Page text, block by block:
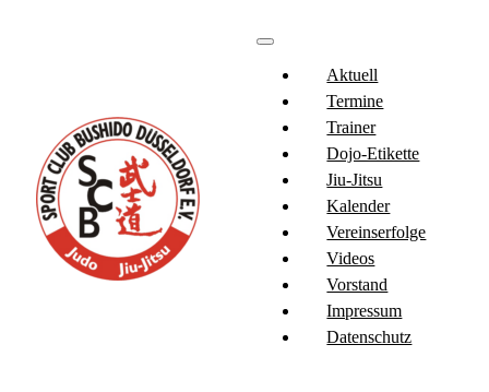
Aktuell
Termine
Trainer
Dojo-Etikette
Jiu-Jitsu
Kalender
Vereinserfolge
Videos
Vorstand
Impressum
Datenschutz